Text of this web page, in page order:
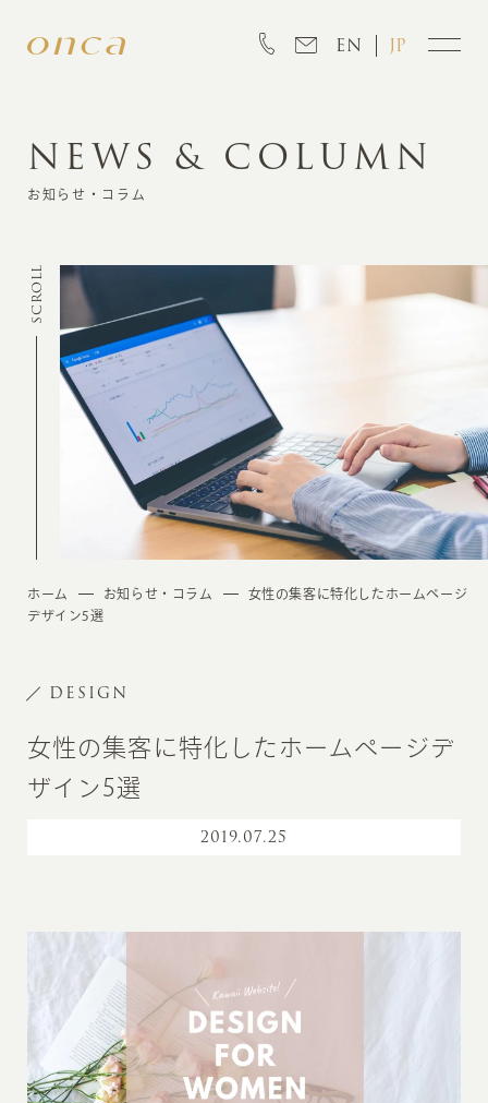
EN JP
INFORMATION
CREATION
MARKETING
NEWS & COLUMN
お知らせ・コラム
SCROLL
ホーム お知らせ・コラム
女性の集客に特化したホームページ
デザイン5選
DESIGN
女性の集客に特化したホームページデ
ザイン5選
2019.07.25